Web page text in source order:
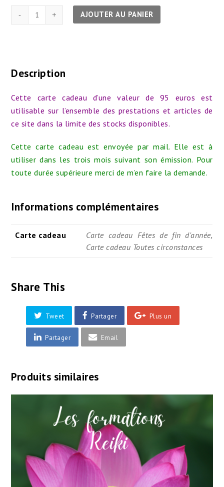
quantité
de
mail
choix
-
Valeur
euros
AJOUTER AU PANIER
Description
Cette carte cadeau d’une valeur de 95 euros est
utilisable sur l’ensemble des prestations et articles de
ce site dans la limite des stocks disponibles.
Cette carte cadeau est envoyée par mail. Elle est à
utiliser dans les trois mois suivant son émission. Pour
toute durée supérieure merci de m’en faire la demande.
Informations complémentaires
Carte cadeau
Carte cadeau Fêtes de fin d'année,
Carte cadeau Toutes circonstances
Share This
Tweet Partager Plus un
Partager Email
Produits similaires